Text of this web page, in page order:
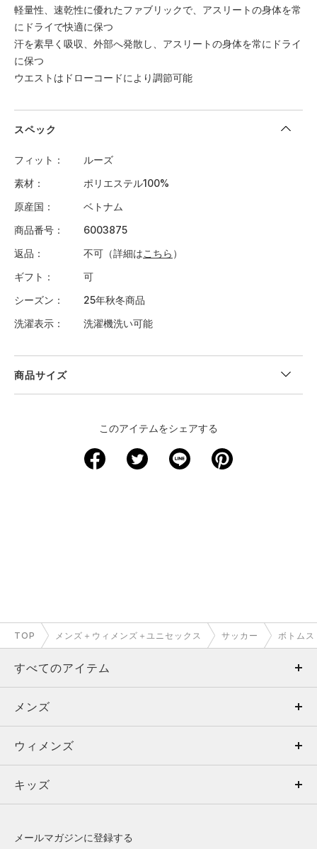
軽量性、速乾性に優れたファブリックで、アスリートの身体を常
にドライで快適に保つ
汗を素早く吸収、外部へ発散し、アスリートの身体を常にドライ
に保つ
ウエストはドローコードにより調節可能
スペック
フィット
ルーズ
素材
ポリエステル100%
原産国
ベトナム
商品番号
6003875
返品
不可（詳細はこちら ）
ギフト
可
シーズン
25年秋冬商品
洗濯表示
洗濯機洗い可能
商品サイズ
このアイテムをシェアする
TOP メンズ＋ウィメンズ＋ユニセックス サッカー ボトムス
すべてのアイテム
メンズ
ウィメンズ
キッズ
メンズ
トップス
ボトムス
ウィメンズ
トップス
キッズ
メールマガジンに登録する